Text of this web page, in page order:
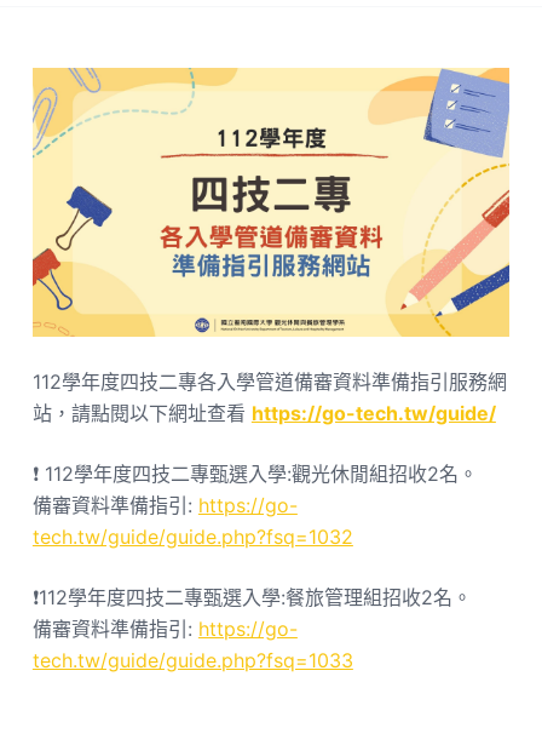
112學年度四技二專各入學管道備審資料準備指引服務網
站，請點閱以下網址查看 https://go-tech.tw/guide/
❗ 112學年度四技二專甄選入學:觀光休閒組招收2名。
備審資料準備指引: https://go-
tech.tw/guide/guide.php?fsq=1032
❗112學年度四技二專甄選入學:餐旅管理組招收2名。
備審資料準備指引: https://go-
tech.tw/guide/guide.php?fsq=1033